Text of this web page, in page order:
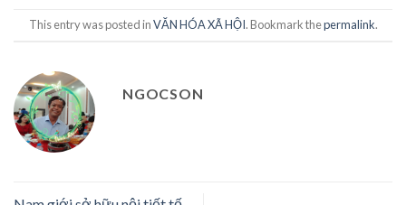
This entry was posted inVĂN HÓA XÃ HỘI. Bookmark thepermalink.
NGOCSON